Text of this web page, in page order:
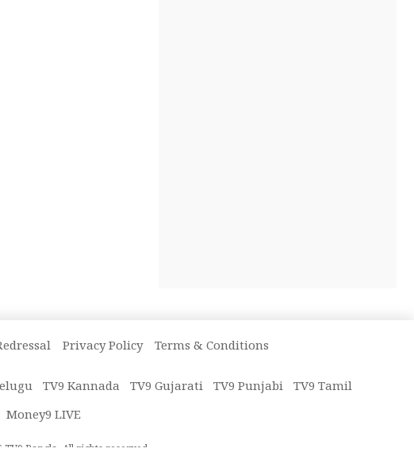
Privacy Policy Terms & Conditions
TV9 Kannada TV9 Gujarati TV9 Punjabi TV9 Tamil
Money9 LIVE
Bangla. All rights reserved.